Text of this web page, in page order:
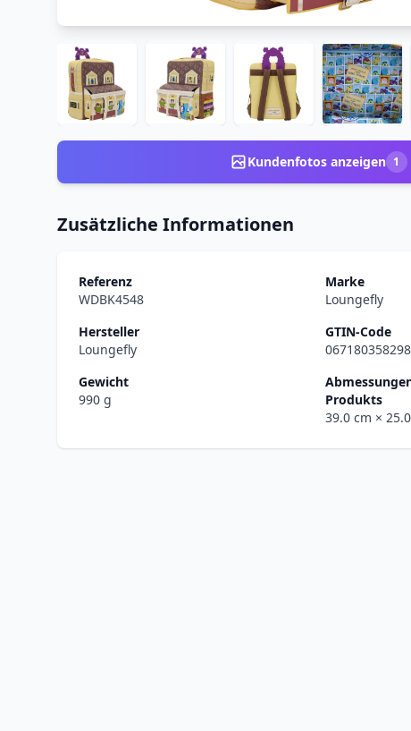
Kundenfotos anzeigen 1
Zusätzliche Informationen
Referenz
WDBK4548
Marke
Loungefly
Hersteller
Loungefly
GTIN-Code
Gewicht
990 g
Produkts
39.0 cm ×